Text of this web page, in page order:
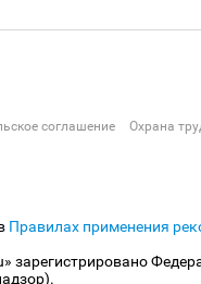
соглашение Охрана
Правилах применения